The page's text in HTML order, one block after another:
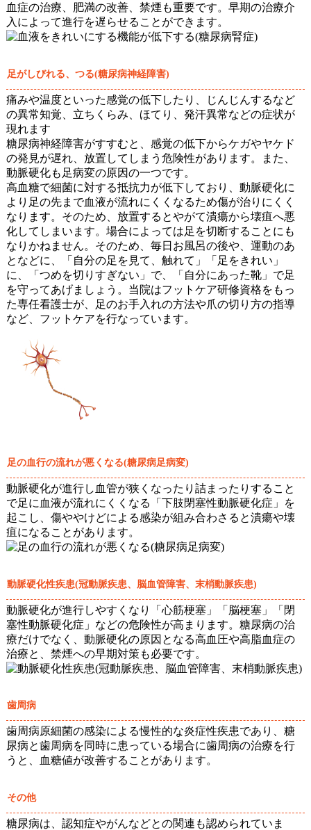
血症の治療、肥満の改善、禁煙も重要です。早期の治療介
入によって進行を遅らせることができます。
足がしびれる、つる(糖尿病神経障害)
痛みや温度といった感覚の低下したり、じんじんするなど
の異常知覚、立ちくらみ、ほてり、発汗異常などの症状が
現れます
糖尿病神経障害がすすむと、感覚の低下からケガやヤケド
の発見が遅れ、放置してしまう危険性があります。また、
動脈硬化も足病変の原因の一つです。
高血糖で細菌に対する抵抗力が低下しており、動脈硬化に
より足の先まで血液が流れにくくなるため傷が治りにくく
なります。そのため、放置するとやがて潰瘍から壊疽へ悪
化してしまいます。場合によっては足を切断することにも
なりかねません。そのため、毎日お風呂の後や、運動のあ
となどに、「自分の足を見て、触れて」「足をきれい」
に、「つめを切りすぎない」で、「自分にあった靴」で足
を守ってあげましょう。当院はフットケア研修資格をもっ
た専任看護士が、足のお手入れの方法や爪の切り方の指導
など、フットケアを行なっています。
足の血行の流れが悪くなる(糖尿病足病変)
動脈硬化が進行し血管が狭くなったり詰まったりすること
で足に血液が流れにくくなる「下肢閉塞性動脈硬化症」を
起こし、傷ややけどによる感染が組み合わさると潰瘍や壊
疽になることがあります。
動脈硬化性疾患(冠動脈疾患、脳血管障害、末梢動脈疾患)
動脈硬化が進行しやすくなり「心筋梗塞」「脳梗塞」「閉
塞性動脈硬化症」などの危険性が高まります。糖尿病の治
療だけでなく、動脈硬化の原因となる高血圧や高脂血症の
治療と、禁煙への早期対策も必要です。
歯周病
歯周病原細菌の感染による慢性的な炎症性疾患であり、糖
尿病と歯周病を同時に患っている場合に歯周病の治療を行
うと、血糖値が改善することがあります。
その他
糖尿病は、認知症やがんなどとの関連も認められていま